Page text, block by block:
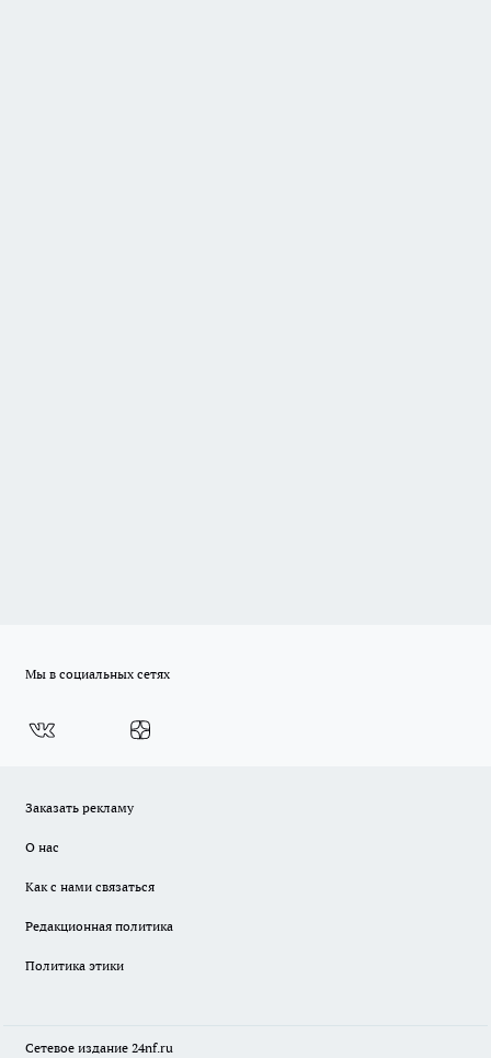
Мы в социальных сетях
Заказать рекламу
О нас
Как с нами связаться
Редакционная политика
Политика этики
Сетевое издание 24nf.ru